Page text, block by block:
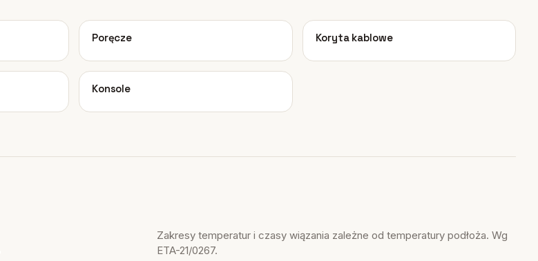
03
Poręcze 04
Koryta kablowe
07
Konsole
Zakresy temperatur i czasy wiązania zależne od temperatury podłoża. Wg
ETA-21/0267.